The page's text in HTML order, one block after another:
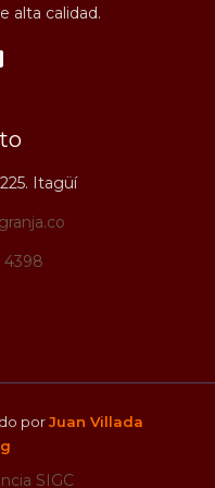
alta calidad.
Itagüí
4398
porJuan Villada
SIGC